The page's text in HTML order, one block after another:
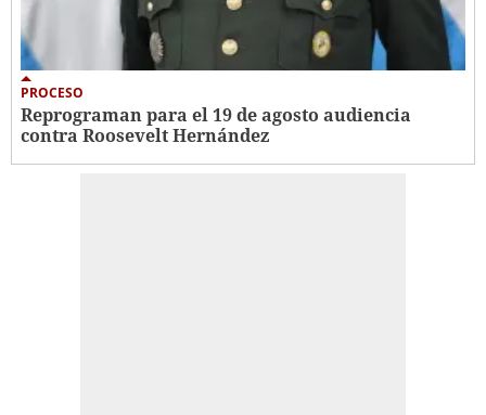
PROCESO
Reprograman para el 19 de agosto audiencia
contra Roosevelt Hernández